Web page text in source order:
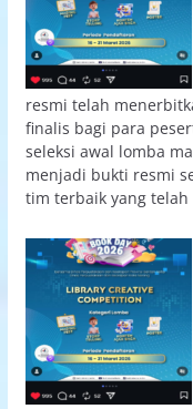
resmi telah
finalis bagi para
seleksi awal lomba
menjadi bukti resmi
tim terbaik yang